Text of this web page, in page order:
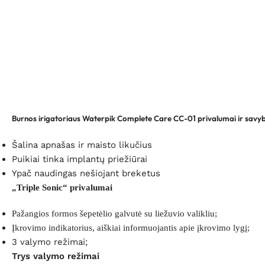
Burnos irigatoriaus Waterpik Complete Care CC-01 privalumai ir
Šalina apnašas ir maisto likučius
Puikiai tinka implantų priežiūrai
Ypač naudingas nešiojant breketus
„Triple Sonic“ privalumai
Pažangios formos šepetėlio galvutė su liežuvio valikliu;
Įkrovimo indikatorius, aiškiai informuojantis apie įkrovimo lygį;
3 valymo režimai;
Trys valymo režimai